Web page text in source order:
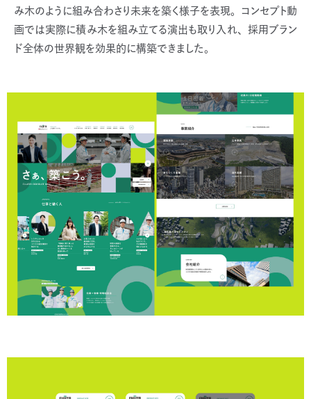
み木のように組み合わさり未来を築く様子を表現。コンセプト動
画では実際に積み木を組み立てる演出も取り入れ、採用ブラン
ド全体の世界観を効果的に構築できました。